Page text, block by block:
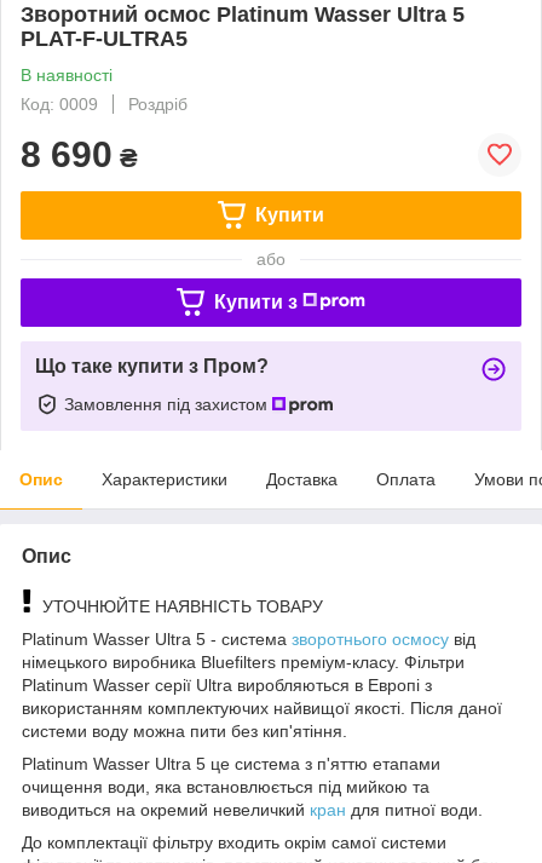
Зворотний осмос Platinum Wasser Ultra 5
PLAT-F-ULTRA5
В наявності
Код: 0009
Роздріб
8 690 ₴
Купити
або
Купити з
Що таке купити з Пром?
Замовлення під захистом
Опис Характеристики Доставка Оплата Умови
Опис
УТОЧНЮЙТЕ НАЯВНІСТЬ ТОВАРУ
Platinum Wasser Ultra 5 - система зворотнього осмосу від
німецького виробника Bluefilters преміум-класу. Фільтри
Platinum Wasser серії Ultra виробляються в Европі з
використанням комплектуючих найвищої якості. Після даної
системи воду можна пити без кип'ятіння.
Platinum Wasser Ultra 5 це система з п'яттю етапами
очищення води, яка встановлюється під мийкою та
виводиться на окремий невеличкий кран для питної води.
До комплектації фільтру входить окрім самої системи